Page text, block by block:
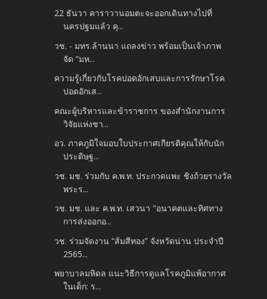
22 ธันวา คาราวานอมตะจะออกเดินทางไปที่
นครปฐมแล้ว คุ...
วช. - มทร.ล้านนา แถลงข่าว พร้อมเป็นเจ้าภาพ
จัด “มห...
ความรู้เกี่ยวกับโรคปอดอักเสบและการรักษาโรค
ปอดอักเส...
คณะผู้บริหารและข้าราชการ ของสำนักงานการ
วิจัยแห่งชา...
อว. ภาคภูมิใจมอบใบประกาศเกียรติคุณให้กับนัก
ประดิษฐ...
วช. มช. ร่วมกับ ค.พ.ท. ประกวดแพะ ชิงถ้วยรางวัล
พระร...
วช. มช. และ ค.พ.ท. เสวนา "อนาคตและทิศทาง
การส่งออกอ...
วช. ร่วมจัดงาน “ส้มสีทอง” จังหวัดน่าน ประจำปี
2565...
พยาบาลมหิดล แนะวิธีการดูแลโรคภูมิแพ้อากาศ
ในเด็ก: ร...